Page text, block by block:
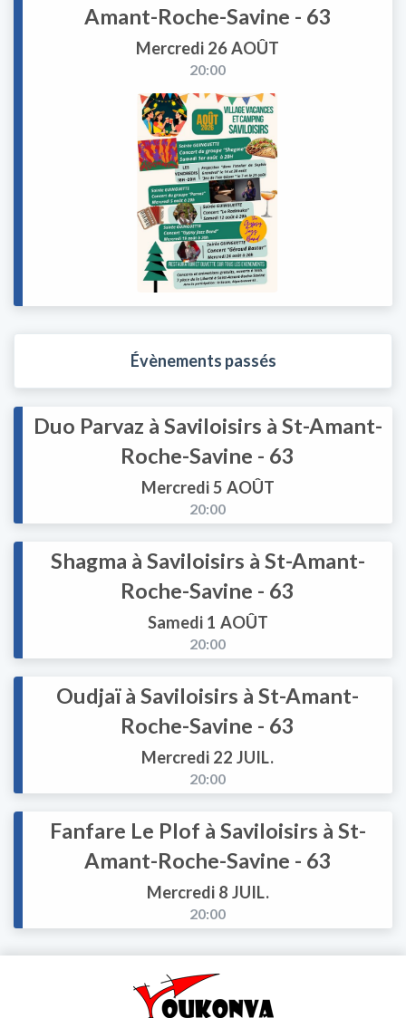
Amant-Roche-Savine - 63
Mercredi 26 AOÛT
20:00
Évènements passés
Duo Parvaz à Saviloisirs à St-Amant-
Roche-Savine - 63
Mercredi 5 AOÛT
20:00
Shagma à Saviloisirs à St-Amant-
Roche-Savine - 63
Samedi 1 AOÛT
20:00
Oudjaï à Saviloisirs à St-Amant-
Roche-Savine - 63
Mercredi 22 JUIL.
20:00
Fanfare Le Plof à Saviloisirs à St-
Amant-Roche-Savine - 63
Mercredi 8 JUIL.
20:00